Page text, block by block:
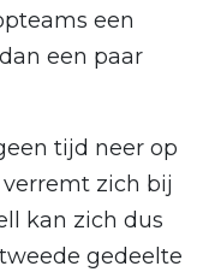
een
een paar
tijd neer op
zich bij
kan zich dus
gedeelte